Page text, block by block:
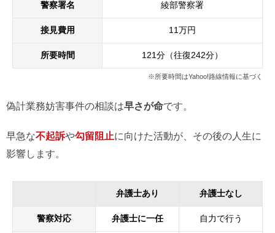
警察署名 綾部警察署
接見費用 11万円
所要時間 121分（往復242分）
※所要時間はYahoo!路線情報に基づく
偽計業務妨害事件の相談は早さが命です。
早急な不起訴や勾留阻止に向けた活動が、その後の人生に
影響します。
弁護士あり 弁護士なし
警察対応 弁護士に一任 自力で行う